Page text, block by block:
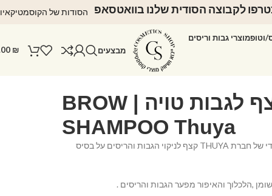
לקבוצה הסודית שלנו בוואטסאפ הסודות של
וטופמוצרי גבות וריסים
מבצעים ₪
שמפו קצף לגבות טויה | BROW
SHAMPOO Thuya
שמפו קצף – מוצר ייחודי של חברת THUYA קצף לניקוי הגבות והריסים על בסיס
,הלכלוך והאיפור מפער הגבות והריסים .